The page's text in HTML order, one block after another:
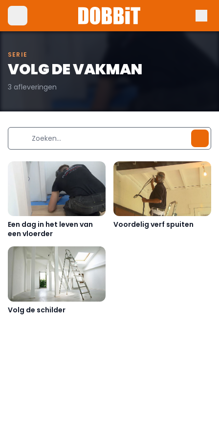
SERIE
VOLG DE VAKMAN
3 afleveringen
Een dag in het leven van
een vloerder
Voordelig verf spuiten
Volg de schilder